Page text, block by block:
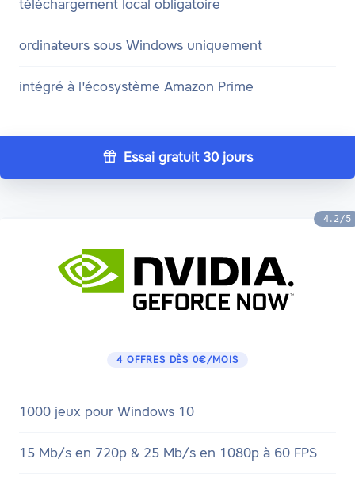
téléchargement local obligatoire
ordinateurs sous Windows uniquement
intégré à l'écosystème Amazon Prime
Essai gratuit 30 jours
4.2/5
4 OFFRES DÈS 0€/MOIS
1000 jeux pour Windows 10
15 Mb/s en 720p & 25 Mb/s en 1080p à 60 FPS